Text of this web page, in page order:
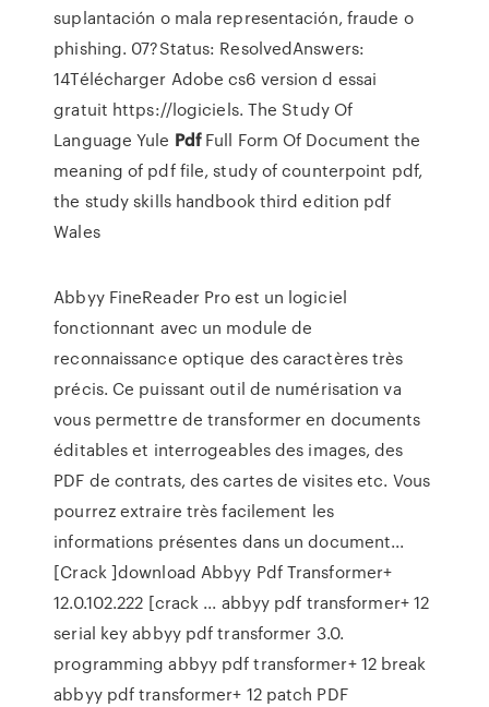
suplantación o mala representación, fraude o
phishing. 07?Status: ResolvedAnswers:
14Télécharger Adobe cs6 version d essai
gratuit https://logiciels. The Study Of
Language Yule PdfFull Form Of Document the
meaning of pdf file, study of counterpoint pdf,
the study skills handbook third edition pdf
Wales
Abbyy FineReader Pro est un logiciel
fonctionnant avec un module de
reconnaissance optique des caractères très
précis. Ce puissant outil de numérisation va
vous permettre de transformer en documents
éditables et interrogeables des images, des
PDF de contrats, des cartes de visites etc. Vous
pourrez extraire très facilement les
informations présentes dans un document...
[Crack ]download Abbyy Pdf Transformer+
12.0.102.222 [crack ... abbyy pdf transformer+ 12
serial key abbyy pdf transformer 3.0.
programming abbyy pdf transformer+ 12 break
abbyy pdf transformer+ 12 patch PDF